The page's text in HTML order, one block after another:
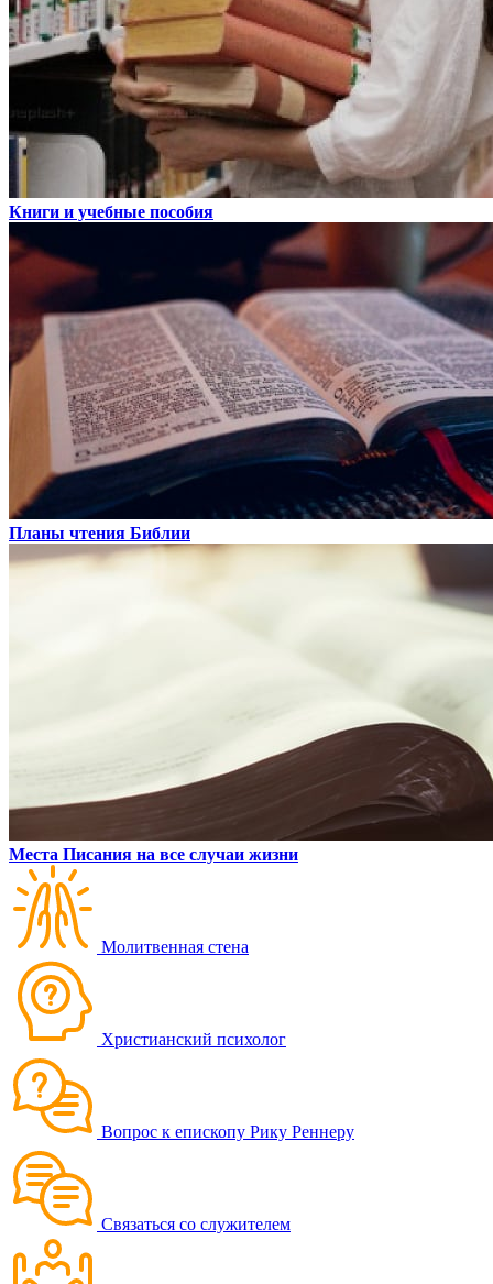
Книги и учебные пособия
Планы чтения Библии
Места Писания на все случаи жизни
Молитвенная стена
Христианский психолог
Вопрос к епископу Рику Реннеру
Связаться со служителем